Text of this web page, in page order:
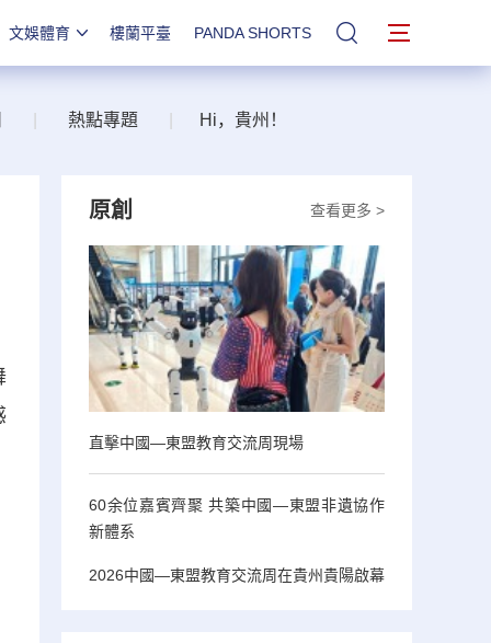
文娛體育 樓蘭平臺 PANDA SHORTS 站內搜索
熱點專題 Hi，貴州！
查看更多 >
原創
直擊中國—東盟教育交流周現場
60余位嘉賓齊聚 共築中國—東盟非遺協作
新體系
2026中國—東盟教育交流周在貴州貴陽啟幕